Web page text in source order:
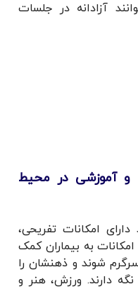
آزادانه در جلسات
و آموزشی در محیط
امکانات تفریحی،
به بیماران کمک
شوند و ذهنشان را
دارند. ورزش، هنر و